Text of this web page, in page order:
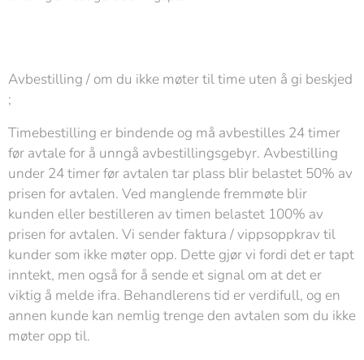
Avbestilling / om du ikke møter til time uten å gi beskjed
;
Timebestilling er bindende og må avbestilles 24 timer
før avtale for å unngå avbestillingsgebyr. Avbestilling
under 24 timer før avtalen tar plass blir belastet 50% av
prisen for avtalen. Ved manglende fremmøte blir
kunden eller bestilleren av timen belastet 100% av
prisen for avtalen. Vi sender faktura / vippsoppkrav til
kunder som ikke møter opp. Dette gjør vi fordi det er tapt
inntekt, men også for å sende et signal om at det er
viktig å melde ifra. Behandlerens tid er verdifull, og en
annen kunde kan nemlig trenge den avtalen som du ikke
møter opp til.